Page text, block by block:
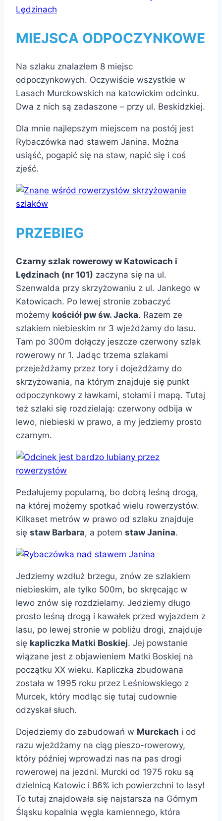
MIEJSCA ODPOCZYNKOWE
Na szlaku znalazłem 8 miejsc
odpoczynkowych. Oczywiście wszystkie w
Lasach Murckowskich na katowickim odcinku.
Dwa z nich są zadaszone – przy ul. Beskidzkiej.
Dla mnie najlepszym miejscem na postój jest
Rybaczówka nad stawem Janina. Można
usiąść, pogapić się na staw, napić się i coś
zjeść.
PRZEBIEG
Czarny szlak rowerowy w Katowicach i
Lędzinach (nr 101) zaczyna się na ul.
Szenwalda przy skrzyżowaniu z ul. Jankego w
Katowicach. Po lewej stronie zobaczyć
możemy kościół pw św. Jacka. Razem ze
szlakiem niebieskim nr 3 wjeżdżamy do lasu.
Tam po 300m dołączy jeszcze czerwony szlak
rowerowy nr 1. Jadąc trzema szlakami
przejeżdżamy przez tory i dojeżdżamy do
skrzyżowania, na którym znajduje się punkt
odpoczynkowy z ławkami, stołami i mapą. Tutaj
też szlaki się rozdzielają: czerwony odbija w
lewo, niebieski w prawo, a my jedziemy prosto
czarnym.
Pedałujemy popularną, bo dobrą leśną drogą,
na której możemy spotkać wielu rowerzystów.
Kilkaset metrów w prawo od szlaku znajduje
się staw Barbara, a potem staw Janina.
Jedziemy wzdłuż brzegu, znów ze szlakiem
niebieskim, ale tylko 500m, bo skręcając w
lewo znów się rozdzielamy. Jedziemy długo
prosto leśną drogą i kawałek przed wyjazdem z
lasu, po lewej stronie w pobliżu drogi, znajduje
się kapliczka Matki Boskiej. Jej powstanie
wiązane jest z objawieniem Matki Boskiej na
początku XX wieku. Kapliczka zbudowana
została w 1995 roku przez Leśniowskiego z
Murcek, który modląc się tutaj cudownie
odzyskał słuch.
Dojedziemy do zabudowań w Murckach i od
razu wjeżdżamy na ciąg pieszo-rowerowy,
który później wprowadzi nas na pas drogi
rowerowej na jezdni. Murcki od 1975 roku są
dzielnicą Katowic i 86% ich powierzchni to lasy!
To tutaj znajdowała się najstarsza na Górnym
Śląsku kopalnia węgla kamiennego, która